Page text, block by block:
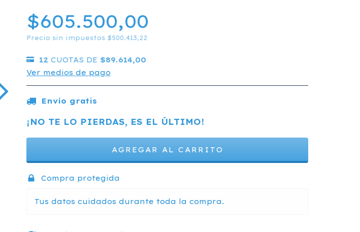
$605.500,00
Precio sin impuestos $500.413,22
12 CUOTAS DE $89.614,00
Ver medios de pago
Envío gratis
¡NO TE LO PIERDAS, ES EL ÚLTIMO!
Compra protegida
Tus datos cuidados durante toda la compra.